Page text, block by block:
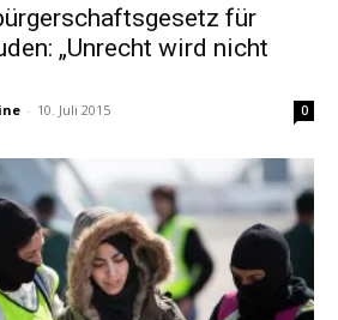
für
„Unrecht wird nicht
- 10. Juli 2015 0